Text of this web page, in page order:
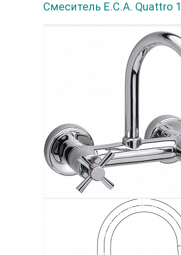
Смеситель E.C.A. Quattro